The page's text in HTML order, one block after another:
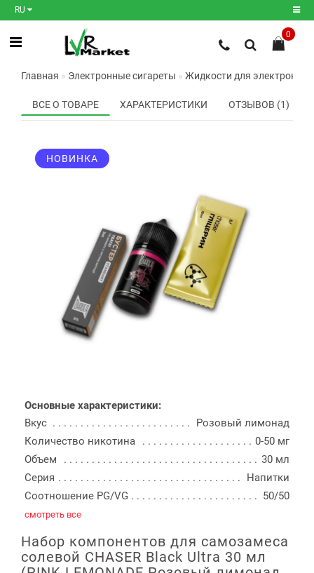
RU
Регистрация
Авторизация
Мои
закладки0
0
Главная Электронные сигареты Жидкости для электронных
ВСЕ О ТОВАРЕ ХАРАКТЕРИСТИКИ ОТЗЫВОВ (1)
НОВИНКА
Основные характеристики:
Вкус
Розовый лимонад
Количество никотина
0-50 мг
Объем
30 мл
Серия
Напитки
Соотношение PG/VG
50/50
смотреть все
Набор компонентов для самозамеса
солевой CHASER Black Ultra 30 мл